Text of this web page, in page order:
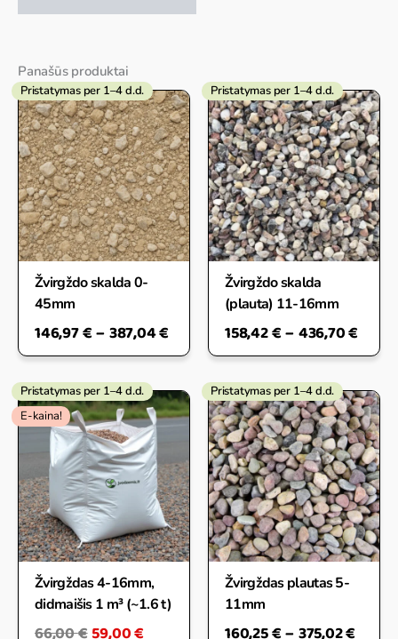
Panašūs produktai
Pristatymas per 1–4 d.d.
Žvirgždo skalda 0-
45mm
146,97€–387,04€
Price
range:
146,97 €
through
387,04 €
Pristatymas per 1–4 d.d.
Žvirgždo skalda
(plauta) 11-16mm
158,42€–436,70€
Price
E-kaina!
Pristatymas per 1–4 d.d.
Žvirgždas 4-16mm,
didmaišis 1 m³ (~1.6 t)
66,00€
Original
price
was:
66,00 €.
59,00€
Current
price
is:
59,00 €.
Pristatymas per 1–4 d.d.
Žvirgždas plautas 5-
11mm
160,25€–375,02€
Price